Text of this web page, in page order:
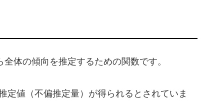
体の傾向を推定するための関数です。
定値（不偏推定量）が得られるとされていま